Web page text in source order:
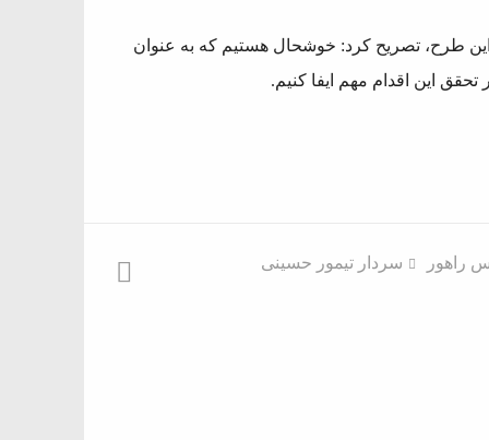
طرح، تصریح کرد: خوشحال هستیم که به عنوان
این اقدام مهم ایفا کنیم.
راهور سردار تیمور حسینی